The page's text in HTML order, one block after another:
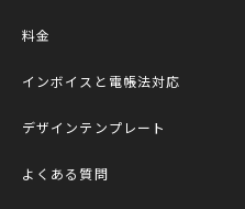
料金
インボイスと電帳法対応
デザインテンプレート
よくある質問